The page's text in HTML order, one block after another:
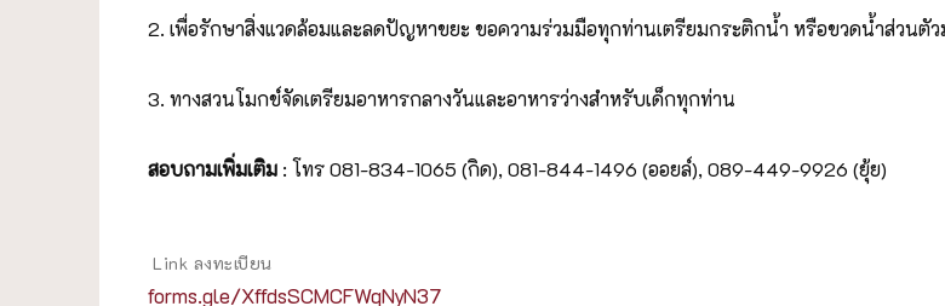
2. เพื่อรักษาสิ่งแวดล้อมและลดปัญหาขยะ ขอความร่วมมือทุกท่านเตรียมกระติกน้ำ หรือขวดน้ำส่วนตัว
3. ทางสวนโมกข์จัดเตรียมอาหารกลางวันและอาหารว่างสำหรับเด็กทุกท่าน
สอบถามเพิ่มเติม : โทร 081-834-1065 (กิด), 081-844-1496 (ออยล์), 089-449-9926 (ยุ้ย)
Link ลงทะเบียน
forms.gle/XffdsSCMCFWqNyN37